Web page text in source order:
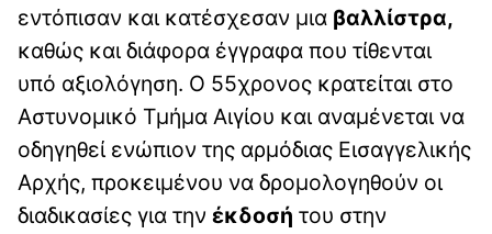
εντόπισαν και κατέσχεσαν μια βαλλίστρα,
καθώς και διάφορα έγγραφα που τίθενται
υπό αξιολόγηση. Ο 55χρονος κρατείται στο
Αστυνομικό Τμήμα Αιγίου και αναμένεται να
οδηγηθεί ενώπιον της αρμόδιας Εισαγγελικής
Αρχής, προκειμένου να δρομολογηθούν οι
διαδικασίες για την έκδοσή του στην